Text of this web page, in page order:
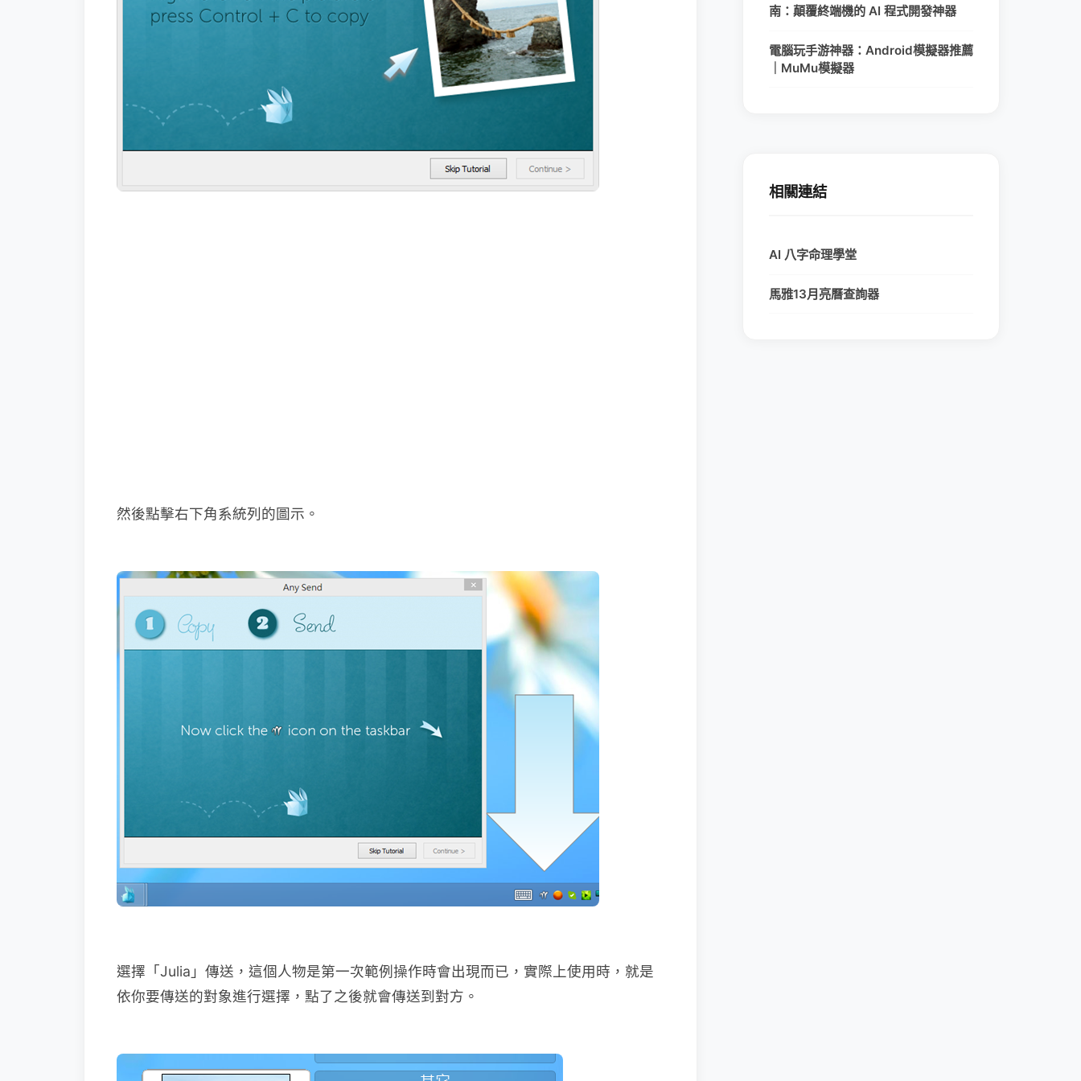
然後點擊右下角系統列的圖示。
選擇「Julia」傳送，這個人物是第一次範例操作時會出現而已，實際上使用時，就是
依你要傳送的對象進行選擇，點了之後就會傳送到對方。
南：顛覆終端機的 AI 程式開發神器
電腦玩手游神器：Android模擬器推薦
｜MuMu模擬器
相關連結
AI 八字命理學堂
馬雅13月亮曆查詢器